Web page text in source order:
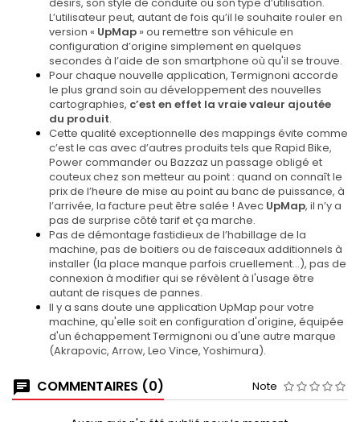
L’utilisateur peut, autant de fois qu’il le souhaite rouler en
version « UpMap » ou remettre son véhicule en
configuration d’origine simplement en quelques
secondes à l’aide de son smartphone où qu'il se trouve.
Pour chaque nouvelle application, Termignoni accorde
le plus grand soin au développement des nouvelles
cartographies, c’est en effet la vraie valeur ajoutée
du produit.
Cette qualité exceptionnelle des mappings évite comme
c’est le cas avec d’autres produits tels que Rapid Bike,
Power commander ou Bazzaz un passage obligé et
couteux chez son metteur au point : quand on connaît le
prix de l’heure de mise au point au banc de puissance, à
l’arrivée, la facture peut être salée ! Avec UpMap, il n’y a
pas de surprise côté tarif et ça marche.
Pas de démontage fastidieux de l’habillage de la
machine, pas de boitiers ou de faisceaux additionnels à
installer (la place manque parfois cruellement…), pas de
connexion à modifier qui se révèlent à l'usage être
autant de risques de pannes.
Il y a sans doute une application UpMap pour votre
machine, qu'elle soit en configuration d'origine, équipée
d'un échappement Termignoni ou d'une autre marque
(Akrapovic, Arrow, Leo Vince, Yoshimura).
COMMENTAIRES (0) Note